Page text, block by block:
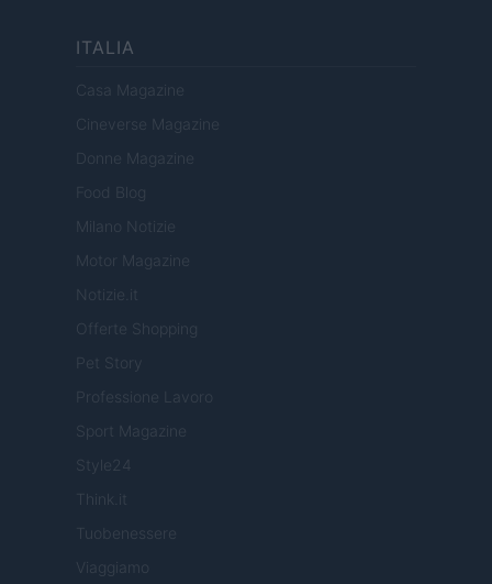
ITALIA
Casa Magazine
Cineverse Magazine
Donne Magazine
Food Blog
Milano Notizie
Motor Magazine
Notizie.it
Offerte Shopping
Pet Story
Professione Lavoro
Sport Magazine
Style24
Think.it
Tuobenessere
Viaggiamo